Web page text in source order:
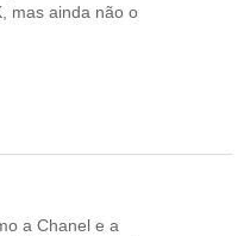
mas ainda não o
a Chanel e a